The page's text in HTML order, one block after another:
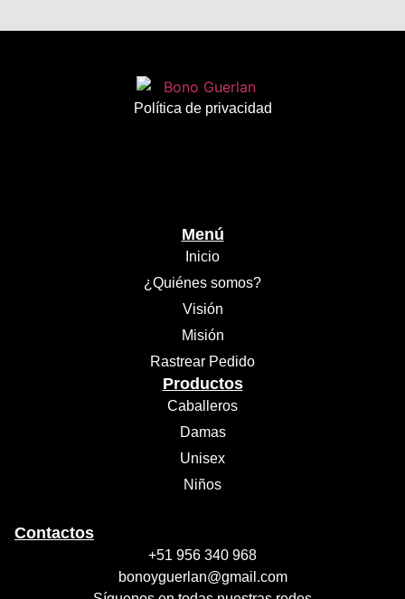
Política de privacidad
Menú
Inicio
¿Quiénes somos?
Visión
Misión
Rastrear Pedido
Productos
Caballeros
Damas
Unisex
Niños
Contactos
+51 956 340 968
bonoyguerlan@gmail.com